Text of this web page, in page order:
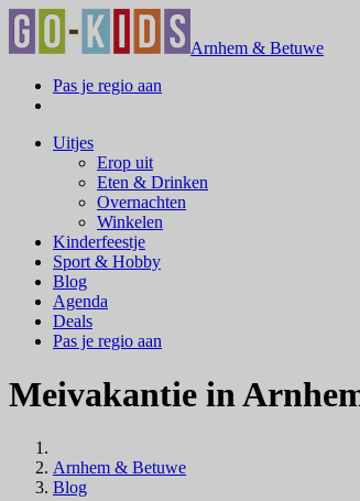
Arnhem & Betuwe
Pas je regio aan
Uitjes
Erop uit
Eten & Drinken
Overnachten
Winkelen
Kinderfeestje
Sport & Hobby
Blog
Agenda
Deals
Pas je regio aan
Meivakantie in
Arnhem & Betuwe
Blog